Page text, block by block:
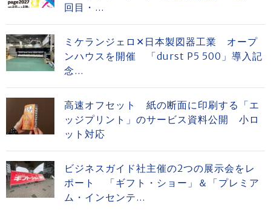
回目・...
ミケランジェロ✕日本製図器工業 オープ
ンハウスを開催 「durst P5 500」導入記
念...
高速オフセット 紙の断面に印刷する「エ
ッジプリント」のサービス資料公開 小ロ
ット対応
ビジネスガイド社主催の2つの展示会をレ
ポート 「ギフト・ショー」＆「プレミア
ム・インセンテ...